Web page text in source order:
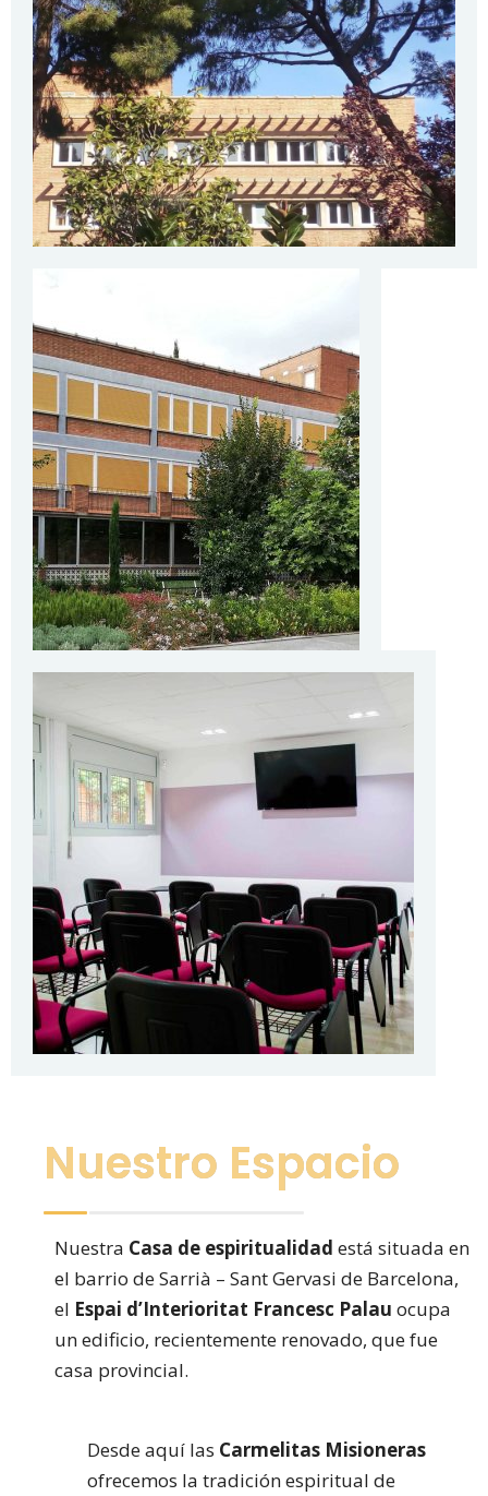
Nuestro Espacio
Nuestra Casa de espiritualidad está situada en
el barrio de Sarrià – Sant Gervasi de Barcelona,
el Espai d’Interioritat Francesc Palau ocupa
un edificio, recientemente renovado, que fue
casa provincial.
Desde aquí las Carmelitas Misioneras
ofrecemos la tradición espiritual de